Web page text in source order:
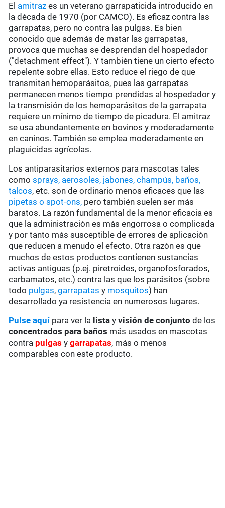
El amitraz es un veterano garrapaticida introducido en
la década de 1970 (por CAMCO). Es eficaz contra las
garrapatas, pero no contra las pulgas. Es bien
conocido que además de matar las garrapatas,
provoca que muchas se desprendan del hospedador
("detachment effect"). Y también tiene un cierto efecto
repelente sobre ellas. Esto reduce el riego de que
transmitan hemoparásitos, pues las garrapatas
permanecen menos tiempo prendidas al hospedador y
la transmisión de los hemoparásitos de la garrapata
requiere un mínimo de tiempo de picadura. El amitraz
se usa abundantemente en bovinos y moderadamente
en caninos. También se emplea moderadamente en
plaguicidas agrícolas.
Los antiparasitarios externos para mascotas tales
comosprays, aerosoles, jabones, champús, baños,
talcos, etc. son de ordinario menos eficaces que las
pipetas o spot-ons, pero también suelen ser más
baratos. La razón fundamental de la menor eficacia es
que la administración es más engorrosa o complicada
y por tanto más susceptible de errores de aplicación
que reducen a menudo el efecto. Otra razón es que
muchos de estos productos contienen sustancias
activas antiguas (p.ej. piretroides, organofosforados,
carbamatos, etc.) contra las que los parásitos (sobre
todo pulgas,garrapatas y mosquitos) han
desarrollado ya resistencia en numerosos lugares.
Pulse aquípara ver la lista yvisión de conjunto de los
concentrados para baños más usados en mascotas
contra pulgas ygarrapatas, más o menos
comparables con este producto.